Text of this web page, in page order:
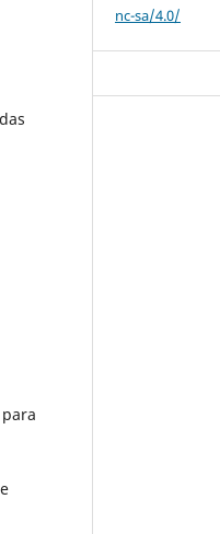
nc-sa/4.0/